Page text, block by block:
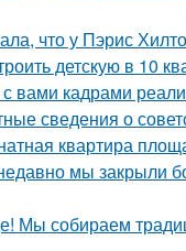
что у Пэрис
детскую в 10
вами кадрами
сведения о
квартира
мы закрыли
Мы собираем